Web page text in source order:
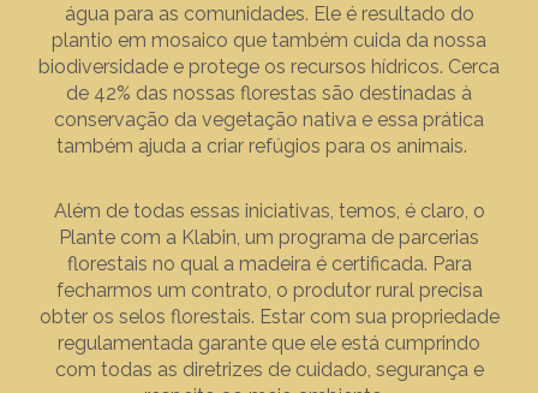
água para as comunidades. Ele é resultado do
plantio em mosaico que também cuida da nossa
biodiversidade e protege os recursos hídricos. Cerca
de 42% das nossas florestas são destinadas à
conservação da vegetação nativa e essa prática
também ajuda a criar refúgios para os animais.
Além de todas essas iniciativas, temos, é claro, o
Plante com a Klabin, um programa de parcerias
florestais no qual a madeira é certificada. Para
fecharmos um contrato, o produtor rural precisa
obter os selos florestais. Estar com sua propriedade
regulamentada garante que ele está cumprindo
com todas as diretrizes de cuidado, segurança e